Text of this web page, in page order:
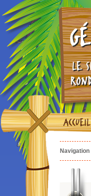
LE
ACCUEIL
Navigation